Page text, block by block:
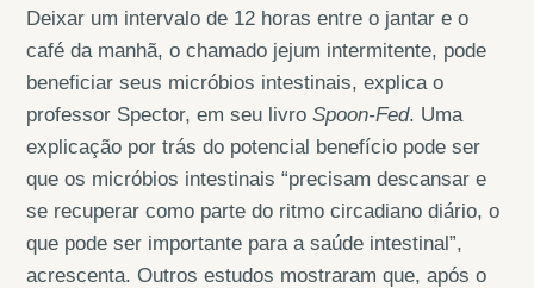
Deixar um intervalo de 12 horas entre o jantar e o
café da manhã, o chamado jejum intermitente, pode
beneficiar seus micróbios intestinais, explica o
professor Spector, em seu livroSpoon-Fed. Uma
explicação por trás do potencial benefício pode ser
que os micróbios intestinais “precisam descansar e
se recuperar como parte do ritmo circadiano diário, o
que pode ser importante para a saúde intestinal”,
acrescenta. Outros estudos mostraram que, após o